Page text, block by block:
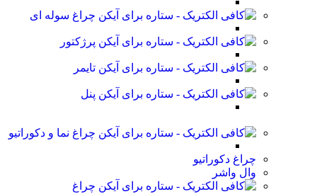
چراغ سوله ای
پرژکتور
تایمر
پنل
چراغ نما و دکوراتیو
چراغ دکوراتیو
وال واشر
چراغ